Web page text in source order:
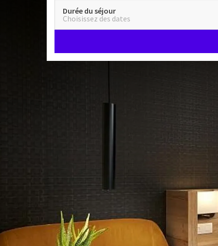
Durée du séjour
Choisissez des dates
Superior balcon
Averse de
Départ jusqu'à 11:00
La belle chambre a des toilettes séparées et une
d'excellents extras comme un plateau / bouilloire
Nous acceptons vos animaux dans cette chambre,
Lits jumeaux ou lit king size
Douche à l'italienne